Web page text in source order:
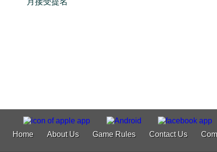
Home About Us Game Rules Contact Us